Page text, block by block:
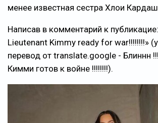
менее известная сестра Хлои
Написав в комментарий к публикацие:
Lieutenant Kimmy ready for war!!!!!!!!
перевод от translate.google - Блиннн
Кимми готов к войне !!!!!!!!).